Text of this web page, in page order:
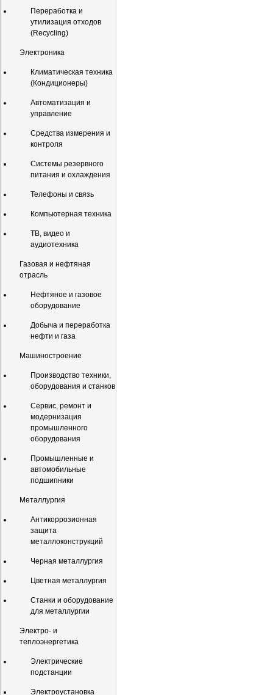
Переработка и
утилизация отходов
(Recycling)
Электроника
Климатическая техника
(Кондиционеры)
Автоматизация и
управление
Средства измерения и
контроля
Системы резервного
питания и охлаждения
Телефоны и связь
Компьютерная техника
ТВ, видео и
аудиотехника
Газовая и нефтяная
отрасль
Нефтяное и газовое
оборудование
Добыча и переработка
нефти и газа
Машиностроение
Производство техники,
оборудования и станков
Сервис, ремонт и
модернизация
промышленного
оборудования
Промышленные и
автомобильные
подшипники
Металлургия
Антикоррозионная
защита
металлоконструкций
Черная металлургия
Цветная металлургия
Станки и оборудование
для металлургии
Электро- и
теплоэнергетика
Электрические
подстанции
Электроустановка